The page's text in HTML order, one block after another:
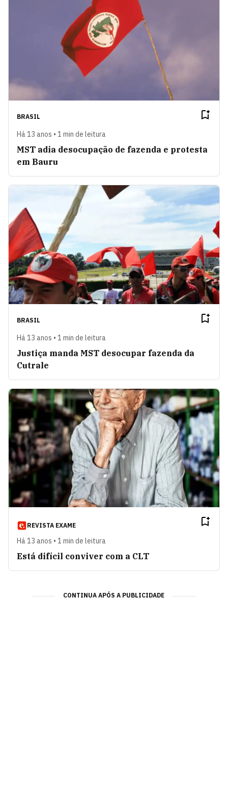
BRASIL
Há 13 anos • 1 min de leitura
MST adia desocupação de fazenda e protesta
em Bauru
BRASIL
Há 13 anos • 1 min de leitura
Justiça manda MST desocupar fazenda da
Cutrale
REVISTA EXAME
Há 13 anos • 1 min de leitura
Está difícil conviver com a CLT
CONTINUA APÓS A PUBLICIDADE